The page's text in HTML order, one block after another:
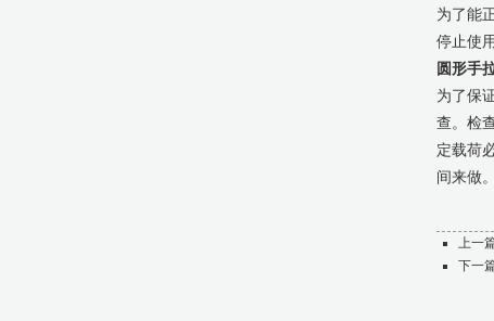
为了能
停止使用
圆形手
为了保
查。检
定载荷
间来做。
上一
下一